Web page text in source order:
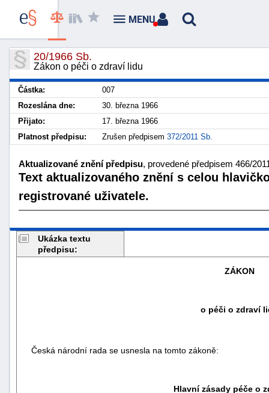
20/1966 Sb.
Zákon o péči o zdraví lidu
Částka:
007
Rozeslána dne:
30. března 1966
Přijato:
17. března 1966
Platnost předpisu:
Zrušen předpisem 372/2011 Sb.
Aktualizované znění předpisu, provedené předpisem 466/
Text aktualizovaného znění s celou
registrované uživatele.
Ukázka textu
předpisu:
ZÁKON
o péči o zdraví
Česká národní rada se usnesla na tomto zákoně:
Hlavní zásady péče o
MENU